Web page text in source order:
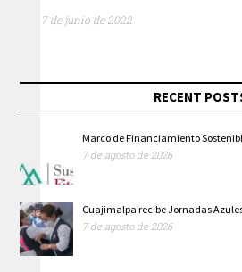
7 de junio de 2022
RECENT
Marco de Financiamiento
7 de agosto de 2026
Cuajimalpa recibe Jornadas
7 de agosto de 2026